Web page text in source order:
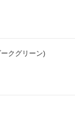
クグリーン)